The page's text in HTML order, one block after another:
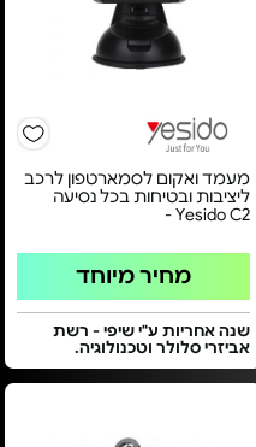
מעמד ואקום לסמארטפון לרכב
ליציבות ובטיחות בכל נסיעה
Yesido C2 -
מחיר מיוחד
שנה אחריות ע"י שיפי - רשת
אביזרי סלולר וטכנולוגיה.